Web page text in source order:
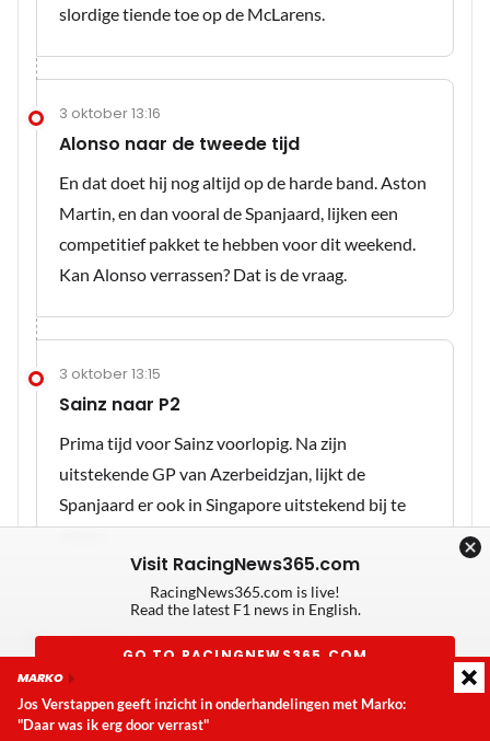
slordige tiende toe op de McLarens.
3 oktober 13:16
Alonso naar de tweede tijd
En dat doet hij nog altijd op de harde band. Aston
Martin, en dan vooral de Spanjaard, lijken een
competitief pakket te hebben voor dit weekend.
Kan Alonso verrassen? Dat is de vraag.
3 oktober 13:15
Sainz naar P2
Prima tijd voor Sainz voorlopig. Na zijn
uitstekende GP van Azerbeidzjan, lijkt de
Spanjaard er ook in Singapore uitstekend bij te
3 oktober 13:14
Op de limiet
De coureurs lijken al wat meer de randjes op te
zoeken, vergeleken met VT1. Het is de vraag of
Laatste update:zondag 9 augustus 2026 15:56
Visit RacingNews365.com
RacingNews365.com is live!
Read the latest F1 news in English.
GO TO RACINGNEWS365.COM
Don't show again
MARKO
Jos Verstappen geeft inzicht in onderhandelingen met Marko:
"Daar was ik erg door verrast"